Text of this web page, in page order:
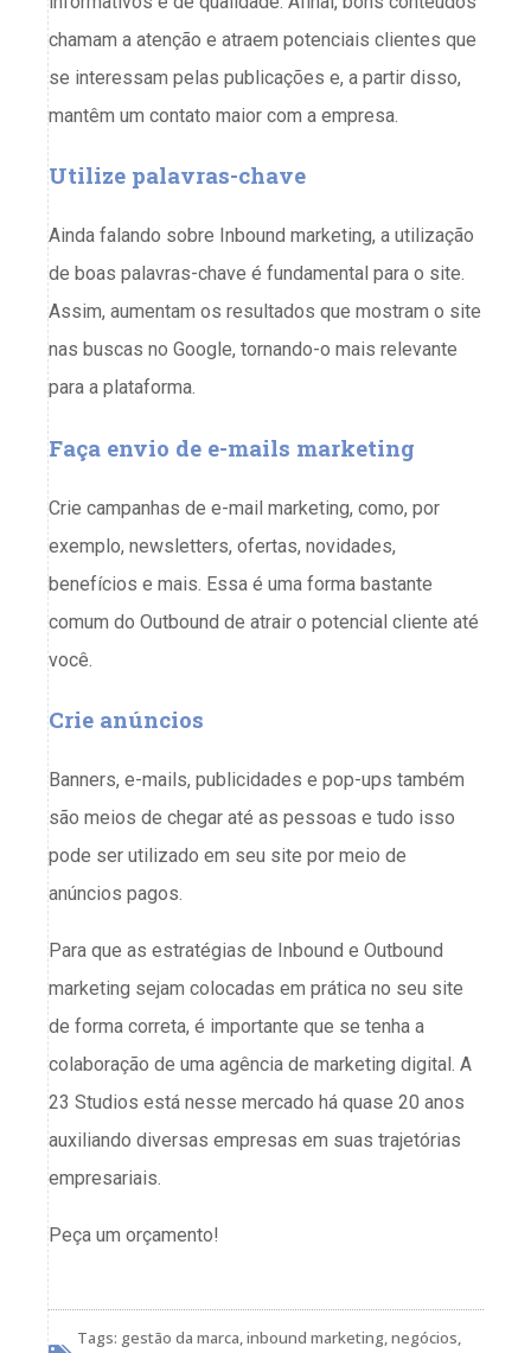
chamam a atenção e atraem potenciais clientes que
se interessam pelas publicações e, a partir disso,
mantêm um contato maior com a empresa.
Utilize palavras-chave
Ainda falando sobre Inbound marketing, a utilização
de boas palavras-chave é fundamental para o site.
Assim, aumentam os resultados que mostram o site
nas buscas no Google, tornando-o mais relevante
para a plataforma.
Faça envio de e-mails marketing
Crie campanhas de e-mail marketing, como, por
exemplo, newsletters, ofertas, novidades,
benefícios e mais. Essa é uma forma bastante
comum do Outbound de atrair o potencial cliente até
você.
Crie anúncios
Banners, e-mails, publicidades e pop-ups também
são meios de chegar até as pessoas e tudo isso
pode ser utilizado em seu site por meio de
anúncios pagos.
Para que as estratégias de Inbound e Outbound
marketing sejam colocadas em prática no seu site
de forma correta, é importante que se tenha a
colaboração de uma agência de marketing digital. A
23 Studios está nesse mercado há quase 20 anos
auxiliando diversas empresas em suas trajetórias
empresariais.
Peça um orçamento!
Tags: gestão da marca,inbound marketing,negócios,